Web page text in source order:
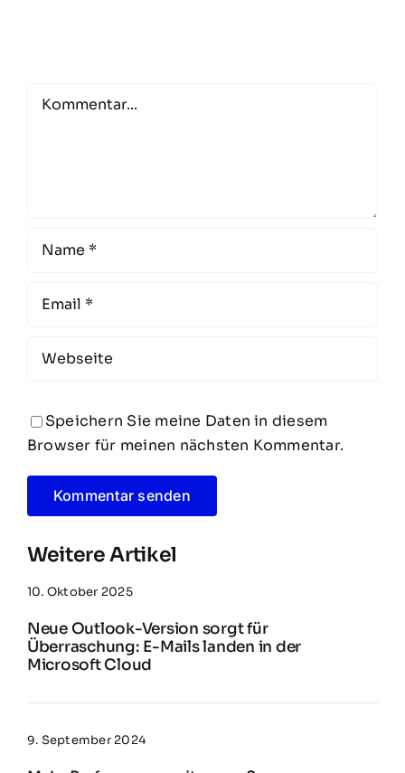
Comment
Speichern Sie meine Daten in diesem
Browser für meinen nächsten Kommentar.
Weitere Artikel
10. Oktober 2025
Neue Outlook-Version sorgt für
Überraschung: E-Mails landen in der
Microsoft Cloud
9. September 2024